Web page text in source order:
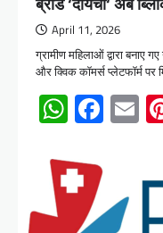
April 11, 2026
ग्रामीण महिलाओं द्वारा बनाए
और क्विक कॉमर्स प्लेटफॉर्म